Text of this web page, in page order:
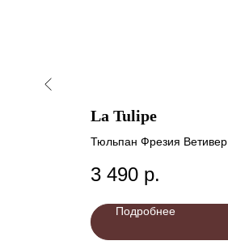
La Tulipe
Тюльпан Фрезия Ветивер
3 490 р.
Подробнее